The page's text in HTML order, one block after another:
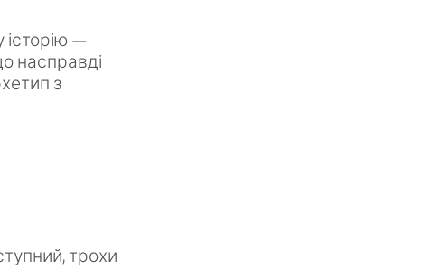
історію —
насправді
з
трохи